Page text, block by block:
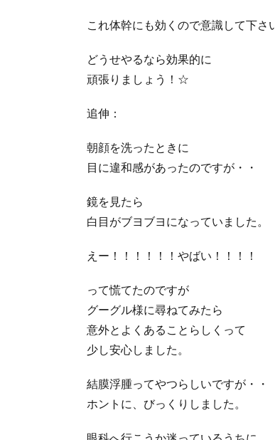
これ体幹にも効くので意識して下
どうせやるなら効果的に
頑張りましょう！☆
追伸：
朝顔を洗ったときに
目に違和感があったのですが・・
鏡を見たら
白目がブヨブヨになっていました。
えー！！！！！！やばい！！！！
って慌てたのですが
グーグル様に尋ねてみたら
意外とよくあることらしくって
少し安心しました。
結膜浮腫ってやつらしいですが・・
ホントに、びっくりしました。
眼科へ行こうか迷っているうちに